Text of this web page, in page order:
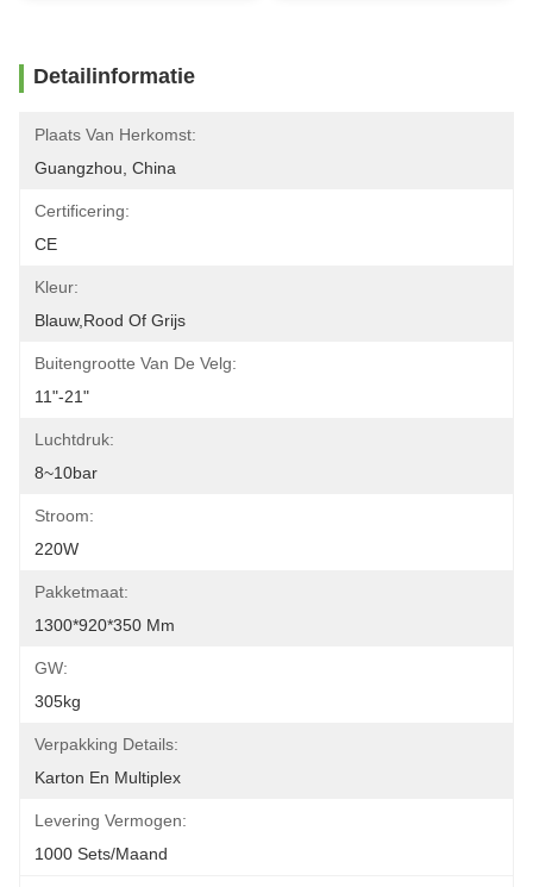
Detailinformatie
Plaats Van Herkomst:
Guangzhou, China
Certificering:
CE
Kleur:
Blauw,rood Of Grijs
Buitengrootte Van De Velg:
11"-21"
Luchtdruk:
8~10bar
Stroom:
220W
Pakketmaat:
1300*920*350 Mm
GW:
305kg
Verpakking Details:
Karton En Multiplex
Levering Vermogen:
1000 Sets/maand